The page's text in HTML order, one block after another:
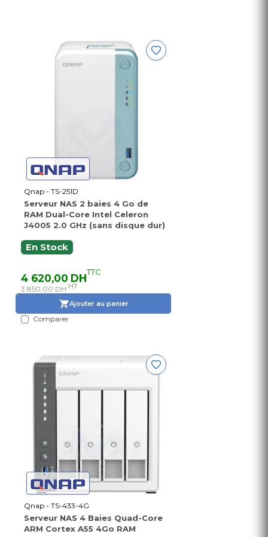
Qnap - TS-251D
Serveur NAS 2 baies 4 Go de
RAM Dual-Core Intel Celeron
J4005 2.0 GHz (sans disque dur)
En Stock
4 620,00 DHTTC
3 850,00 DH HT
Ajouter au panier
Comparer
Qnap - TS-433-4G
Serveur NAS 4 Baies Quad-Core
ARM Cortex A55 4Go RAM